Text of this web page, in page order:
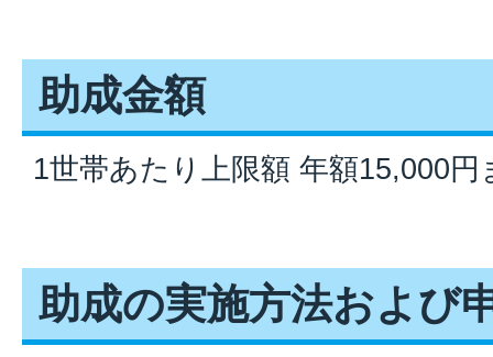
助成金額
1世帯あたり上限額 年額15,000円
助成の実施方法および